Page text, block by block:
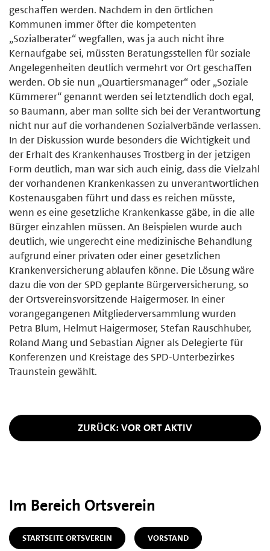
geschaffen werden. Nachdem in den örtlichen
Kommunen immer öfter die kompetenten
„Sozialberater“ wegfallen, was ja auch nicht ihre
Kernaufgabe sei, müssten Beratungsstellen für soziale
Angelegenheiten deutlich vermehrt vor Ort geschaffen
werden. Ob sie nun „Quartiersmanager“ oder „Soziale
Kümmerer“ genannt werden sei letztendlich doch egal,
so Baumann, aber man sollte sich bei der Verantwortung
nicht nur auf die vorhandenen Sozialverbände verlassen.
In der Diskussion wurde besonders die Wichtigkeit und
der Erhalt des Krankenhauses Trostberg in der jetzigen
Form deutlich, man war sich auch einig, dass die Vielzahl
der vorhandenen Krankenkassen zu unverantwortlichen
Kostenausgaben führt und dass es reichen müsste,
wenn es eine gesetzliche Krankenkasse gäbe, in die alle
Bürger einzahlen müssen. An Beispielen wurde auch
deutlich, wie ungerecht eine medizinische Behandlung
aufgrund einer privaten oder einer gesetzlichen
Krankenversicherung ablaufen könne. Die Lösung wäre
dazu die von der SPD geplante Bürgerversicherung, so
der Ortsvereinsvorsitzende Haigermoser. In einer
vorangegangenen Mitgliederversammlung wurden
Petra Blum, Helmut Haigermoser, Stefan Rauschhuber,
Roland Mang und Sebastian Aigner als Delegierte für
Konferenzen und Kreistage des SPD-Unterbezirkes
Traunstein gewählt.
ZURÜCK: VOR ORT AKTIV
Im Bereich Ortsverein
STARTSEITE ORTSVEREIN VORSTAND